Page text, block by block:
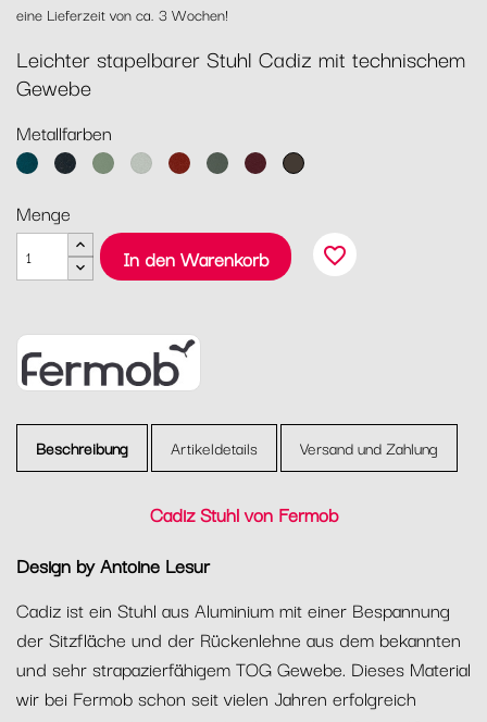
eine Lieferzeit von ca. 3 Wochen!
Leichter stapelbarer Stuhl Cadiz mit technischem
Gewebe
Metallfarben
Acapulcoblau
AnthrazitKaktusLehmgrau
OckerRosmarinSchwarzkirsche
Tonka
Menge
In den Warenkorb
favorite_border
Beschreibung Artikeldetails Versand und Zahlung
Cadiz Stuhl von Fermob
Design by Antoine Lesur
Cadiz ist ein Stuhl aus Aluminium mit einer Bespannung
der Sitzfläche und der Rückenlehne aus dem bekannten
und sehr strapazierfähigem TOG Gewebe. Dieses Material
wir bei Fermob schon seit vielen Jahren erfolgreich